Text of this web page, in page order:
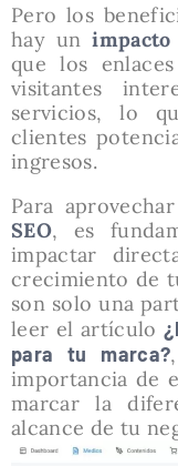
Pero los
hay un
que los
visitantes
servicios, lo
clientes
ingresos.
Para
SEO, es
impactar
crecimiento de
son solo una
leer el artículo
para tu marca?
importancia de
marcar la
alcance de tu